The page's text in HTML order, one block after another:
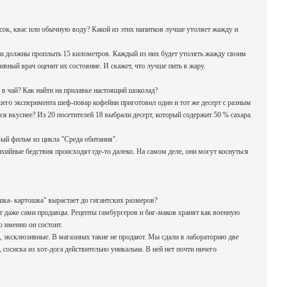
квас или обычную воду? Какой из этих напитков лучше утоляет жажду и
должны проплыть 15 километров. Каждый из них будет утолять жажду своим
врач оценит их состояние. И скажет, что лучше пить в жару.
чай? Как найти на прилавке настоящий шоколад?
эксперимента шеф-повар кофейни приготовил один и тот же десерт с разным
Из 20 посетителей 18 выбрали десерт, который содержит 50 % сахара.
фильм из цикла "Среда обитания".
бедствия происходят где-то далеко. На самом деле, они могут коснуться
картошка" вырастает до гигантских размеров?
сами продавцы. Рецепты гамбургеров и биг-маков хранят как военную
именно он состоит.
В магазинах такие не продают. Мы сдали в лабораторию две
из хот-дога действительно уникальна. В ней нет почти ничего